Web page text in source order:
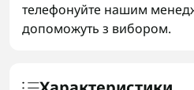
телефонуйте нашим
допоможуть з вибором.